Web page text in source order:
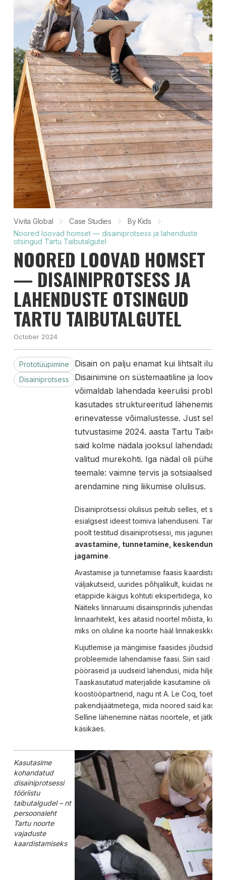
Vivita Global Case Studies
By Kids
Noored loovad homset — disainiprotsess ja lahenduste
otsingud Tartu Taibutalgutel
NOORED LOOVAD HOMSET
— DISAINIPROTSESS JA
LAHENDUSTE OTSINGUD
TARTU TAIBUTALGUTEL
October 2024
Prototüüpimine
Disainiprotsess
Disain on palju enamat kui lihtsalt
Disainimine on süstemaatiline ja loov
võimaldab lahendada keerulisi
kasutades struktureeritud
erinevatesse võimalustesse. Just sellist
tutvustasime 2024. aasta Tartu
said kolme nädala jooksul lahendada
valitud murekohti. Iga nädal oli
teemale: vaimne tervis ja sotsiaalsed
arendamine ning liikumise olulisus.
Disainiprotsessi olulisus peitub selles, et see
esialgsest ideest toimiva lahenduseni. Tartu
poolt testitud disainiprotsessi, mis jagunes
avastamine, tunnetamine,
jagamine.
Avastamise ja tunnetamise faasis
väljakutseid, uurides põhjalikult, kuidas
etappide käigus kohtuti ekspertidega,
Näiteks linnaruumi disainsprindis juhendasid
linnaarhitekt, kes aitasid noortel mõista,
miks on oluline ka noorte hääl
Kujutlemise ja mängimise faasides jõudsid
probleemide lahendamise faasi. Siin said
pööraseid ja uudseid lahendusi, mida hiljem
Taaskasutatud materjalide kasutamine oli
koostööpartnerid, nagu nt A. Le Coq,
pakendijäätmetega, mida noored said
Selline lähenemine näitas noortele, et
käsikäes.
Kasutasime
kohandatud
disainiprotsessi
tööriistu
taibutalgudel – nt
persoonaleht
Tartu noorte
vajaduste
kaardistamiseks